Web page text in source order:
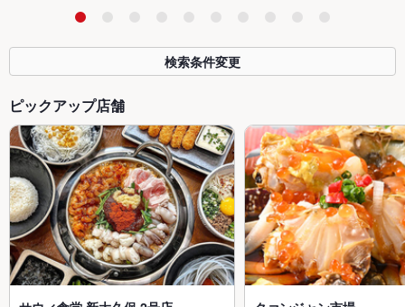
検索条件変更
ピックアップ店舗